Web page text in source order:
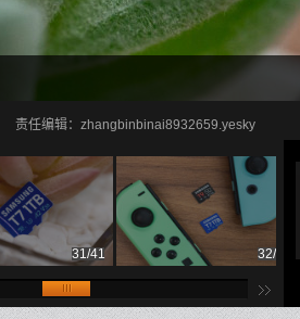
责任编辑：zhangbinbinai8932659.yesky
31/41 32/41